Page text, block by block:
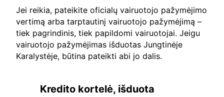
Jei reikia, pateikite oficialų vairuotojo pažymėjimo
vertimą arba tarptautinį vairuotojo pažymėjimą –
tiek pagrindinis, tiek papildomi vairuotojai. Jeigu
vairuotojo pažymėjimas išduotas Jungtinėje
Karalystėje, būtina pateikti abi jo dalis.
Kredito kortelė, išduota